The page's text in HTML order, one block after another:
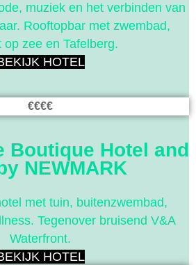
muziek en het verbinden van
Rooftopbar met zwembad,
op zee en Tafelberg.
HOTEL
€€€€
Boutique Hotel and
NEWMARK
met tuin, buitenzwembad,
Tegenover bruisend V&A
Waterfront.
HOTEL